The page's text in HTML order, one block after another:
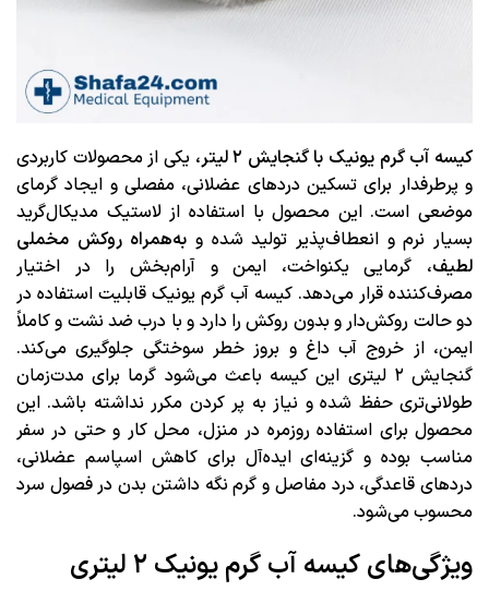
کیسه آب گرم یونیک با گنجایش ۲ لیتر،
یکی از محصولات کاربردی
و پرطرفدار برای تسکین دردهای عضلانی، مفصلی و ایجاد گرمای
موضعی است. این محصول با استفاده از لاستیک مدیکال‌گرید
بسیار نرم و انعطاف‌پذیر تولید شده و به‌همراه روکش مخملی
لطیف، گرمایی یکنواخت، ایمن و آرام‌بخش را در اختیار
مصرف‌کننده قرار می‌دهد. کیسه آب گرم یونیک قابلیت استفاده در
دو حالت روکش‌دار و بدون روکش را دارد و با درب ضد نشت و کاملاً
ایمن، از خروج آب داغ و بروز خطر سوختگی جلوگیری می‌کند.
گنجایش ۲ لیتری این کیسه باعث می‌شود گرما برای مدت‌زمان
طولانی‌تری حفظ شده و نیاز به پر کردن مکرر نداشته باشد. این
محصول برای استفاده روزمره در منزل، محل کار و حتی در سفر
مناسب بوده و گزینه‌ای ایده‌آل برای کاهش اسپاسم عضلانی،
دردهای قاعدگی، درد مفاصل و گرم نگه داشتن بدن در فصول سرد
محسوب می‌شود.
ویژگی‌های کیسه آب گرم یونیک ۲ لیتری